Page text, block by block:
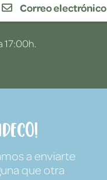
Correo electrónico
17:00h.
a enviarte
que otra